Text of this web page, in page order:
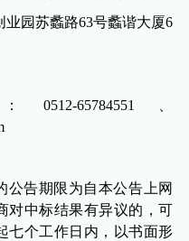
业园苏蠡路63号蠡谐大厦6
0512-65784551
公告期限为自本公告上网
对中标结果有异议的，可
七个工作日内，以书面形